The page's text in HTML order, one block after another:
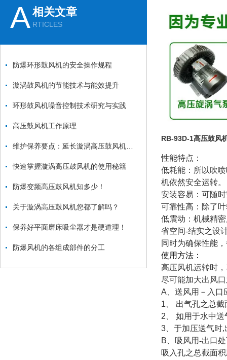
A相关文章
RTICLES
防爆环形鼓风机的安全操作规程
漩涡鼓风机的节能技术与能效提升
环形鼓风机噪音控制技术研究与实践
高压鼓风机工作原理
快速掌握漩涡高压鼓风机的使用秘籍
防爆变频高压鼓风机知多少！
关于漩涡高压鼓风机您都了解吗？
保养好平面磨床吸尘器才是硬道理！
防爆风机的各组成部件的分工
RB-93D-1高压鼓风
性能特点：
低耗能：所以吹
机依然安全运转。
安装容易：可随
可靠性高：除了
低震动：机械精
省空间-结实之设
同时为确保性能
使用方法：
高压风机运转时
尽可能加大出风
A 、送风用－入
1 、 出气孔之总
2 、 如用于水中
3 、于加压送气
B 、吸风用-出口
吸入孔之总截面